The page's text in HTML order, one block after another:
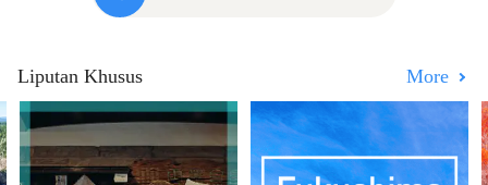
Liputan Khusus More